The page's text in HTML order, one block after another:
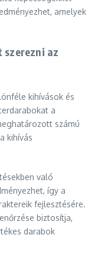
amelyek
az
kihívások és
a
számú
kihívás
való
így a
fejlesztésére.
biztosítja,
darabok